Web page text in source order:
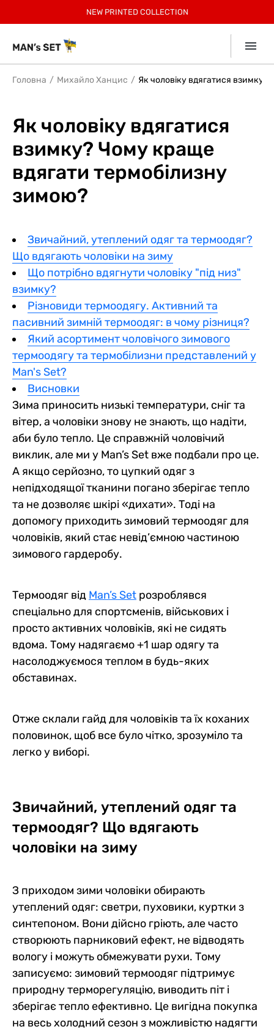
NEW PRINTED COLLECTION
SUMMER SALE до -40%
NEWSUMMER SOFTCollection
SUMMER КОЛЕКЦІЯ!
НОВИНКИ У СПОРТ КОЛЕКЦІЇ!
РЕЄСТРУЙСЯ, 30% БОНУСІВ ЗА ПЕРШЕ ЗАМОВЛЕННЯ
БЕЗКОШТОВНА ДОСТАВКА ПО УКРАЇНІ ВІД 2599 ГРН
7% КЕШБЕК ВІД mono ДЕТАЛІ В ДОДАТКУ
15% учасникам Клубу.Приєднатись
ЗАОЩАДЖУЙТЕ З КОМПЛЕКТАМИ ДО 12%
Головна Михайло Ханцис Як чоловіку вдягатися
Як чоловіку вдягатися
взимку? Чому краще
вдягати термобілизну
зимою?
Звичайний, утеплений одяг та термоодяг?
Що вдягають чоловіки на зиму
Що потрібно вдягнути чоловіку "під низ"
взимку?
Різновиди термоодягу. Активний та
пасивний зимній термоодяг: в чому різниця?
Який асортимент чоловічого зимового
термоодягу та термобілизни представлений у
Man's Set?
Висновки
Зима приносить низькі температури, сніг та
вітер, а чоловіки знову не знають, що надіти,
аби було тепло. Це справжній чоловічий
виклик, але ми у Man’s Set вже подбали про це.
А якщо серйозно, то цупкий одяг з
непідходящої тканини погано зберігає тепло
та не дозволяє шкірі «дихати». Тоді на
допомогу приходить зимовий термоодяг для
чоловіків, який стає невід’ємною частиною
зимового гардеробу.
Термоодяг від Man’s Set розроблявся
спеціально для спортсменів, військових і
просто активних чоловіків, які не сидять
вдома. Тому надягаємо +1 шар одягу та
насолоджуємося теплом в будь-яких
обставинах.
Отже склали гайд для чоловіків та їх коханих
половинок, щоб все було чітко, зрозуміло та
легко у виборі.
Звичайний, утеплений одяг та
термоодяг? Що вдягають
чоловіки на зиму
З приходом зими чоловіки обирають
утеплений одяг: светри, пуховики, куртки з
синтепоном. Вони дійсно гріють, але часто
створюють парниковий ефект, не відводять
вологу і можуть обмежувати рухи. Тому
записуємо: зимовий термоодяг підтримує
природну терморегуляцію, виводить піт і
зберігає тепло ефективно. Це вигідна покупка
на весь холодний сезон з можливістю надягти